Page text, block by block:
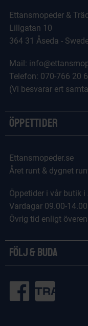
Ettansmopeder &
Lillgatan 10
364 31 Åseda -
Mail:
Telefon: 070-766 20
(Vi besvarar ert
Öppettider
Ettansmopeder.se
Året runt & dygnet
Öppetider i vår butik i
Vardagar 09.00-14.00
Övrig tid enligt
Följ & Buda